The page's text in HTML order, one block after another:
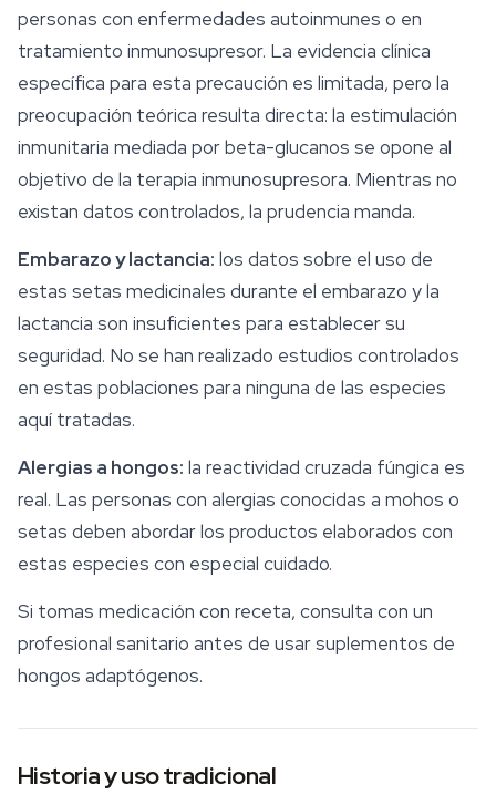
personas con enfermedades autoinmunes o en
tratamiento inmunosupresor. La evidencia clínica
específica para esta precaución es limitada, pero la
preocupación teórica resulta directa: la estimulación
inmunitaria mediada por beta-glucanos se opone al
objetivo de la terapia inmunosupresora. Mientras no
existan datos controlados, la prudencia manda.
Embarazo y lactancia: los datos sobre el uso de
estas setas medicinales durante el embarazo y la
lactancia son insuficientes para establecer su
seguridad. No se han realizado estudios controlados
en estas poblaciones para ninguna de las especies
aquí tratadas.
Alergias a hongos: la reactividad cruzada fúngica es
real. Las personas con alergias conocidas a mohos o
setas deben abordar los productos elaborados con
estas especies con especial cuidado.
Si tomas medicación con receta, consulta con un
profesional sanitario antes de usarsuplementos de
hongos adaptógenos.
Historia y uso tradicional